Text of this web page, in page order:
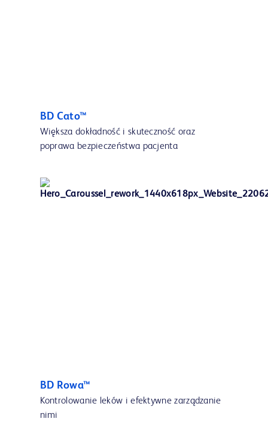
BD Cato™
Większa dokładność i skuteczność oraz
poprawa bezpieczeństwa pacjenta
BD Rowa™
Kontrolowanie leków i efektywne zarządzanie
nimi